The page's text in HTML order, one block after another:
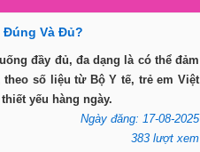
Đúng Và Đủ?
đầy đủ, đa dạng là có thể đảm
số liệu từ Bộ Y tế, trẻ em Việt
yếu hàng ngày.
Ngày đăng: 17-08-2025
383 lượt xem